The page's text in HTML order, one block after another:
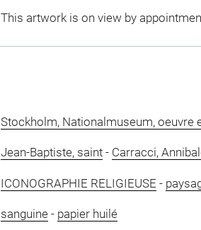
This artwork is on view by
Stockholm, Nationalmuseum, oeuvre
Jean-Baptiste, saint- Carracci,
ICONOGRAPHIE RELIGIEUSE -
sanguine- papier huilé